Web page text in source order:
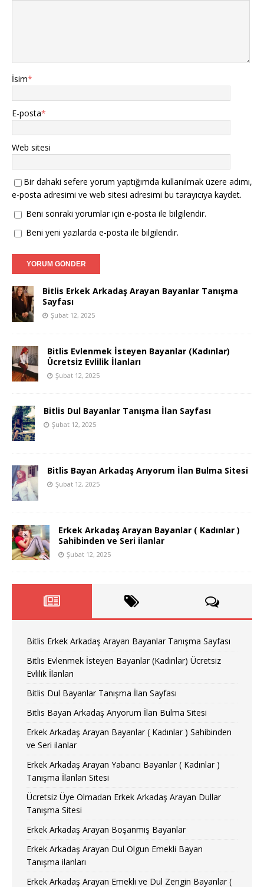
İsim*
E-posta*
Web sitesi
Bir dahaki sefere yorum yaptığımda kullanılmak üzere adımı,
e-posta adresimi ve web sitesi adresimi bu tarayıcıya kaydet.
Beni sonraki yorumlar için e-posta ile bilgilendir.
Beni yeni yazılarda e-posta ile bilgilendir.
Bitlis Erkek Arkadaş Arayan Bayanlar Tanışma
Sayfası
Şubat 12, 2025
Bitlis Evlenmek İsteyen Bayanlar (Kadınlar)
Ücretsiz Evlilik İlanları
Şubat 12, 2025
Bitlis Dul Bayanlar Tanışma İlan Sayfası
Şubat 12, 2025
Bitlis Bayan Arkadaş Arıyorum İlan Bulma Sitesi
Şubat 12, 2025
Erkek Arkadaş Arayan Bayanlar ( Kadınlar )
Sahibinden ve Seri ilanlar
Şubat 12, 2025
Bitlis Erkek Arkadaş Arayan Bayanlar Tanışma Sayfası
Bitlis Evlenmek İsteyen Bayanlar (Kadınlar) Ücretsiz
Evlilik İlanları
Bitlis Dul Bayanlar Tanışma İlan Sayfası
Bitlis Bayan Arkadaş Arıyorum İlan Bulma Sitesi
Erkek Arkadaş Arayan Bayanlar ( Kadınlar ) Sahibinden
ve Seri ilanlar
Erkek Arkadaş Arayan Yabancı Bayanlar ( Kadınlar )
Tanışma İlanları Sitesi
Ücretsiz Üye Olmadan Erkek Arkadaş Arayan Dullar
Tanışma Sitesi
Erkek Arkadaş Arayan Boşanmış Bayanlar
Erkek Arkadaş Arayan Dul Olgun Emekli Bayan
Tanışma ilanları
Erkek Arkadaş Arayan Emekli ve Dul Zengin Bayanlar (